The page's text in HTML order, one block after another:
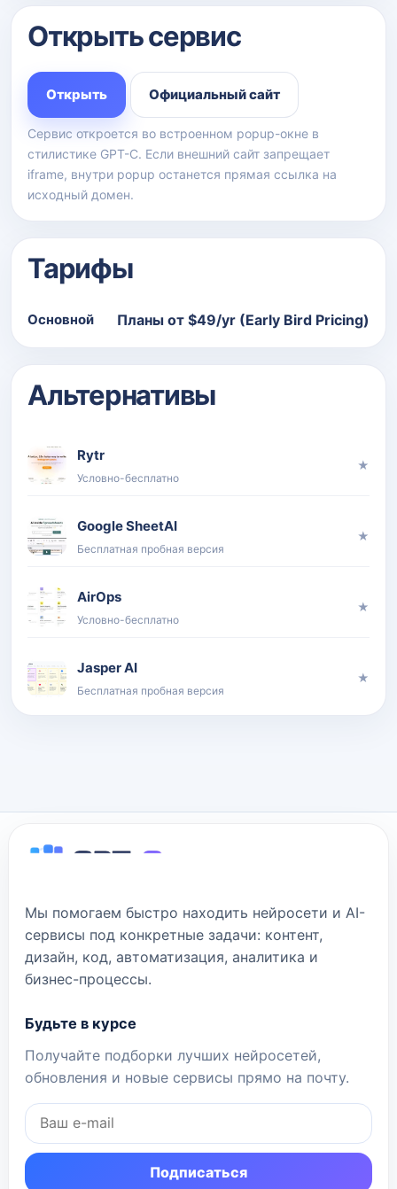
Открыть сервис
Открыть Официальный сайт
Сервис откроется во встроенном popup-окне в
стилистике GPT-C. Если внешний сайт запрещает
iframe, внутри popup останется прямая ссылка на
исходный домен.
Тарифы
Основной Планы от $49/yr (Early Bird Pricing)
Альтернативы
Rytr
Условно-бесплатно
★
Google SheetAI
Бесплатная пробная версия
★
AirOps
Условно-бесплатно
★
Jasper AI
Бесплатная пробная версия
★
Мы помогаем быстро находить нейросети и AI-
сервисы под конкретные задачи: контент,
дизайн, код, автоматизация, аналитика и
бизнес-процессы.
Будьте в курсе
Получайте подборки лучших нейросетей,
обновления и новые сервисы прямо на почту.
Подписаться